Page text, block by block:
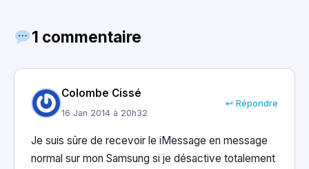
1 commentaire
Colombe Cissé
16 Jan 2014 à 20h32
↩ Répondre
Je suis sûre de recevoir le iMessage en message
normal sur mon Samsung si je désactive totalement